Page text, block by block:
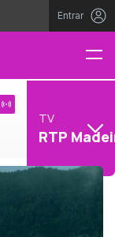
Entrar
TV
RTP